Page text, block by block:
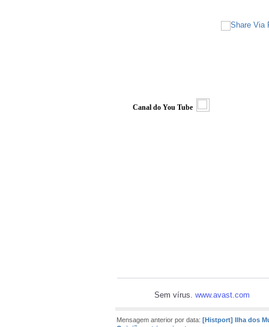
Canal do You Tube
Sem vírus. www.avast.com
Mensagem anterior por data: [Histport] Ilha dos